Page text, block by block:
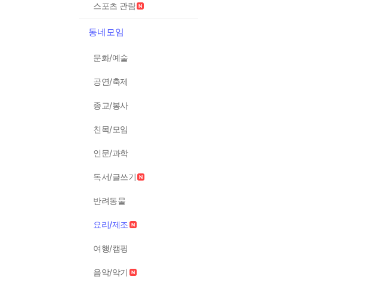
스포츠 관람
동네모임
문화/예술
공연/축제
종교/봉사
친목/모임
인문/과학
독서/글쓰기
반려동물
요리/제조
여행/캠핑
음악/악기